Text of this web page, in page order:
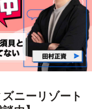
ニーリゾート